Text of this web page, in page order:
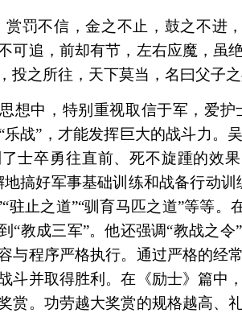
赏罚不信，金之不止，鼓之不进
可追，前却有节，左右应魔，虽
投之所往，天下莫当，名曰父子
想中，特别重视取信于军，爱
战”，才能发挥巨大的战斗力。
士卒勇往直前、死不旋踵的效
地搞好军事基础训练和战备行动
驻止之道”“驯育马匹之道”等等
“教成三军”。他还强调“教战之
与程序严格执行。通过严格的经
斗并取得胜利。在《励士》篇中
赏。功劳越大奖赏的规格越高、